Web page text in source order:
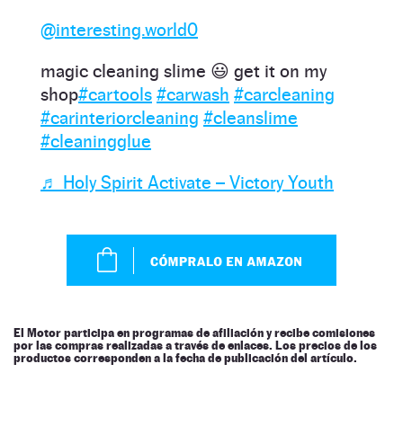
@interesting.world0
magic cleaning slime 😃 get it on my
shop#cartools #carwash #carcleaning
#carinteriorcleaning #cleanslime
#cleaningglue
♬ Holy Spirit Activate – Victory Youth
El Motor participa en programas de afiliación y recibe comisiones
por las compras realizadas a través de enlaces. Los precios de los
productos corresponden a la fecha de publicación del artículo.